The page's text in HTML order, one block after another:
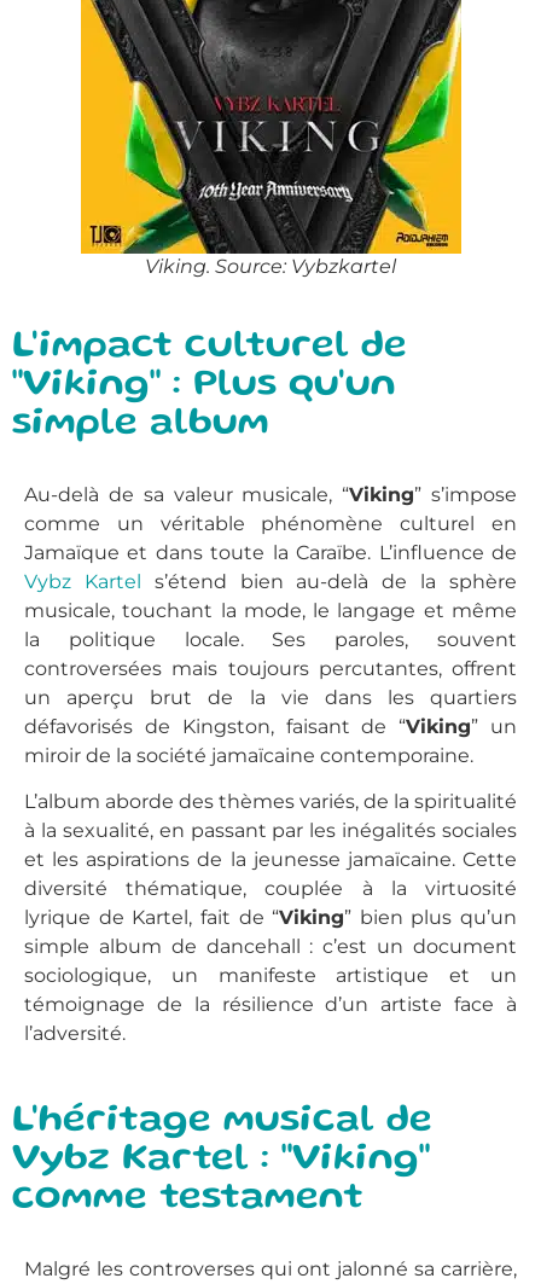
Viking. Source: Vybzkartel
L'impact culturel de
"Viking" : Plus qu'un
simple album
Au-delà de sa valeur musicale, “Viking” s’impose
comme un véritable phénomène culturel en
Jamaïque et dans toute la Caraïbe. L’influence de
Vybz Kartel s’étend bien au-delà de la sphère
musicale, touchant la mode, le langage et même
la politique locale. Ses paroles, souvent
controversées mais toujours percutantes, offrent
un aperçu brut de la vie dans les quartiers
défavorisés de Kingston, faisant de “Viking” un
miroir de la société jamaïcaine contemporaine.
L’album aborde des thèmes variés, de la spiritualité
à la sexualité, en passant par les inégalités sociales
et les aspirations de la jeunesse jamaïcaine. Cette
diversité thématique, couplée à la virtuosité
lyrique de Kartel, fait de “Viking” bien plus qu’un
simple album de dancehall : c’est un document
sociologique, un manifeste artistique et un
témoignage de la résilience d’un artiste face à
l’adversité.
L'héritage musical de
Vybz Kartel : "Viking"
comme testament
Malgré les controverses qui ont jalonné sa carrière,